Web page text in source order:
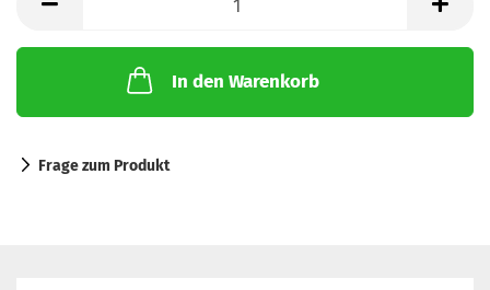
In den Warenkorb
Frage zum Produkt